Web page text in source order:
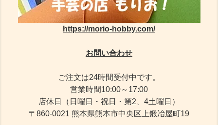
https://morio-hobby.com/
お問い合わせ
ご注文は24時間受付中です。
営業時間10:00～17:00
店休日（日曜日・祝日・第2、4土曜日）
〒860-0021 熊本県熊本市中央区上鍛冶屋町19